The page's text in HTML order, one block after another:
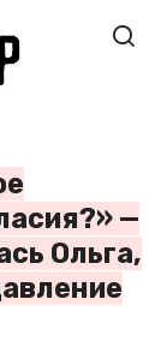
—
Ольга,